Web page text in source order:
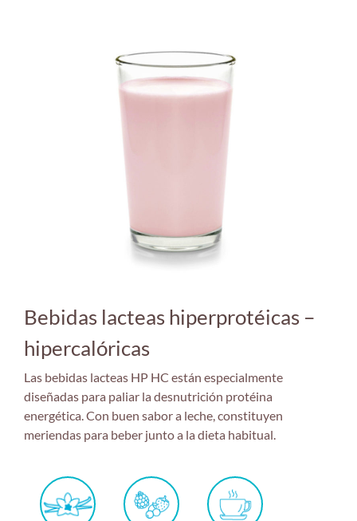
Bebidas lacteas hiperprotéicas –
hipercalóricas
Las bebidas lacteas HP HC están especialmente
diseñadas para paliar la desnutrición protéina
energética. Con buen sabor a leche, constituyen
meriendas para beber junto a la dieta habitual.